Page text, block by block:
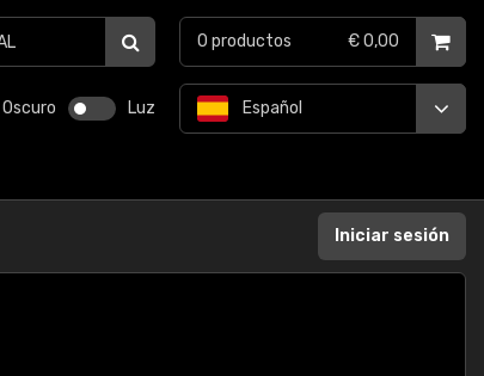
Oscuro Luz Español
0 productos € 0,00
Iniciar sesión